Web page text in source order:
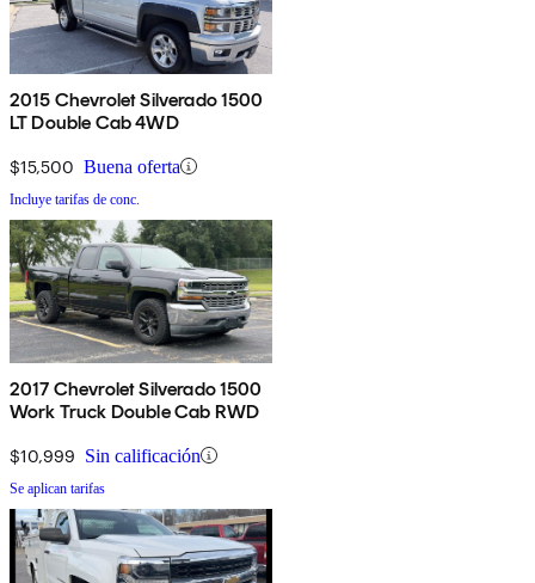
2015 Chevrolet Silverado 1500
LT Double Cab 4WD
$15,500 Buena oferta
Incluye tarifas de conc.
2017 Chevrolet Silverado 1500
Work Truck Double Cab RWD
$10,999 Sin calificación
Se aplican tarifas